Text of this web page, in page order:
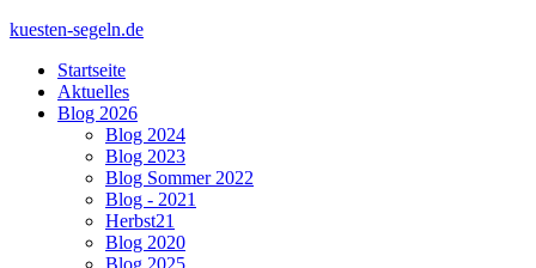
kuesten-segeln.de
Startseite
Aktuelles
Blog 2026
Blog 2024
Blog 2023
Blog Sommer 2022
Blog - 2021
Herbst21
Blog 2020
Blog 2025